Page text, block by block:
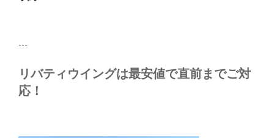
```
リバティウイングは最安値で直前までご対
応！